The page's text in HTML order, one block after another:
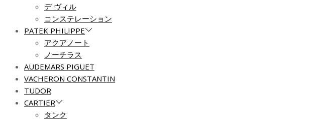
デ ヴィル
コンステレーション
PATEK PHILIPPE
アクアノート
ノーチラス
AUDEMARS PIGUET
VACHERON CONSTANTIN
TUDOR
CARTIER
タンク